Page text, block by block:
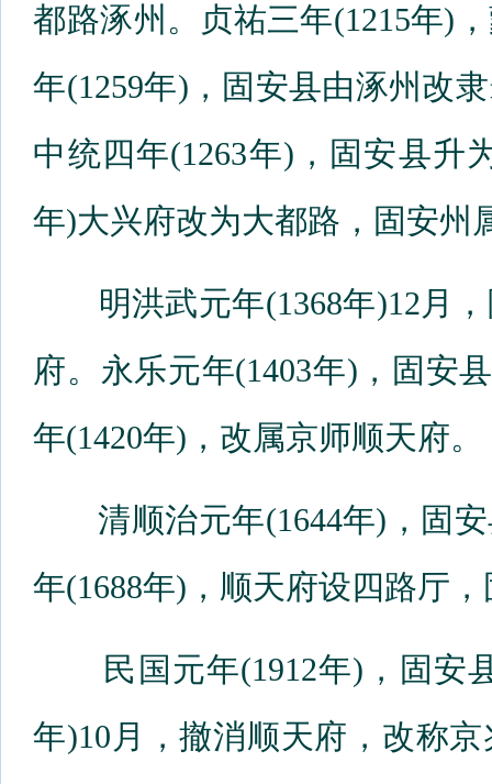
都路涿州。贞祐三年(1215年)
年(1259年)，固安县由涿州改
中统四年(1263年)，固安县升
年)大兴府改为大都路，固安州
明洪武元年(1368年)12月，
府。永乐元年(1403年)，固安
年(1420年)，改属京师顺天府。
清顺治元年(1644年)，固安
年(1688年)，顺天府设四路厅
民国元年(1912年)，固安县
年)10月，撤消顺天府，改称